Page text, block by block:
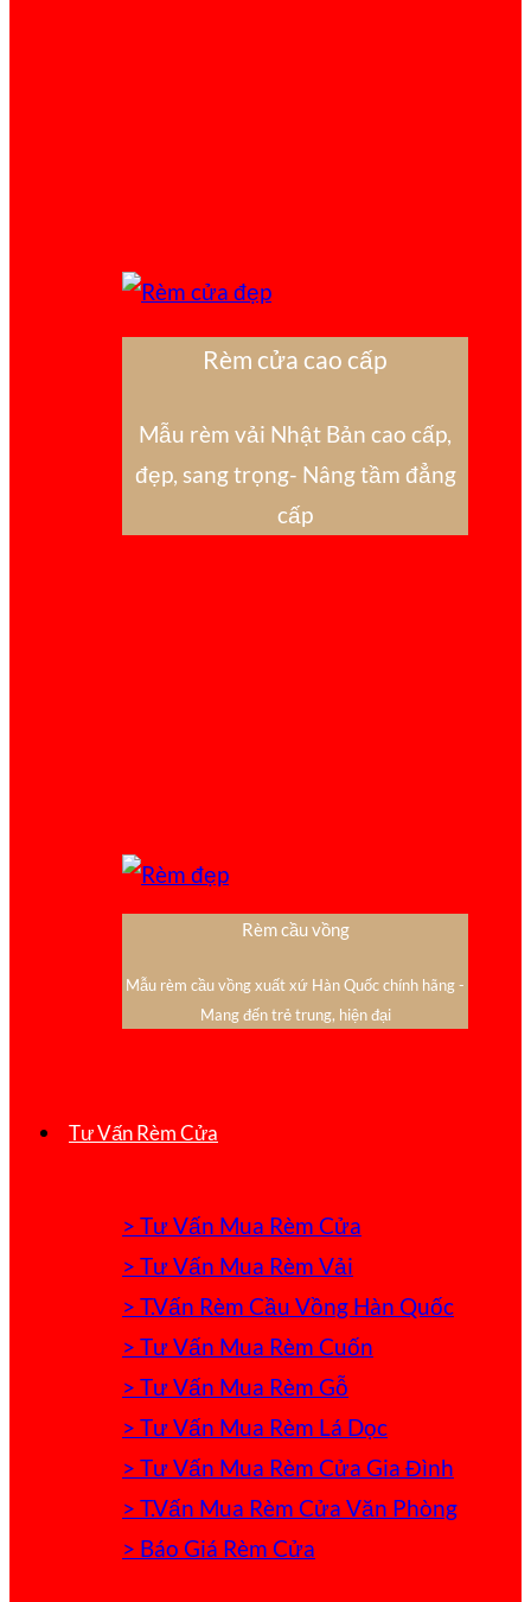
Rèm cửa cao cấp
Mẫu rèm vải Nhật Bản cao cấp,
đẹp, sang trọng- Nâng tầm đẳng
cấp
Rèm cầu vồng
Mẫu rèm cầu vồng xuất xứ Hàn Quốc chính hãng -
Mang đến trẻ trung, hiện đại
Tư Vấn Rèm Cửa
> Tư Vấn Mua Rèm Cửa
> Tư Vấn Mua Rèm Vải
> T.Vấn Rèm Cầu Vồng Hàn Quốc
> Tư Vấn Mua Rèm Cuốn
> Tư Vấn Mua Rèm Gỗ
> Tư Vấn Mua Rèm Lá Dọc
> Tư Vấn Mua Rèm Cửa Gia Đình
> T.Vấn Mua Rèm Cửa Văn Phòng
> Báo Giá Rèm Cửa